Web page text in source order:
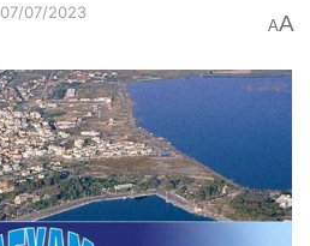
07/07/2023
AA